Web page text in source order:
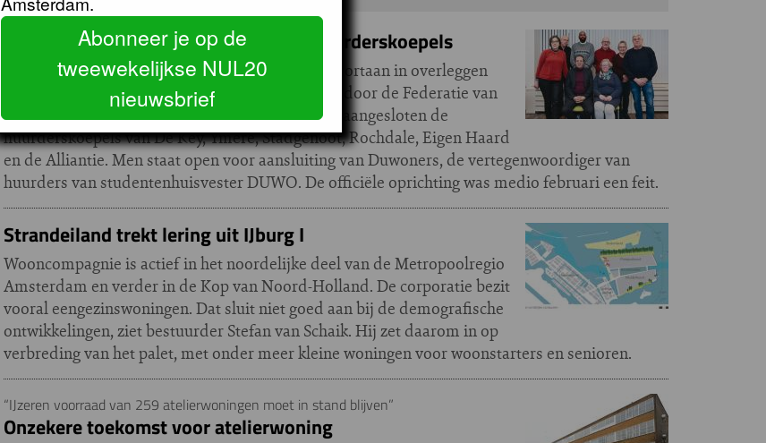
Nieuw: Federatie van Amsterdamse Huurderskoepels
De Amsterdamse corporatiehuurders worden voortaan in overleggen
met gemeente en corporaties vertegenwoordigd door de Federatie van
Amsterdamse Huurderskoepels. Bij de FAH zijn aangesloten de
huurderskoepels van De Key, Ymere, Stadgenoot, Rochdale, Eigen Haard
en de Alliantie. Men staat open voor aansluiting van Duwoners, de vertegenwoordiger van
huurders van studentenhuisvester DUWO. De officiële oprichting was medio februari een feit.
Strandeiland trekt lering uit IJburg I
Wooncompagnie is actief in het noordelijke deel van de Metropoolregio
Amsterdam en verder in de Kop van Noord-Holland. De corporatie bezit
vooral eengezinswoningen. Dat sluit niet goed aan bij de demografische
ontwikkelingen, ziet bestuurder Stefan van Schaik. Hij zet daarom in op
verbreding van het palet, met onder meer kleine woningen voor woonstarters en senioren.
“IJzeren voorraad van 259 atelierwoningen moet in stand blijven”
Onzekere toekomst voor atelierwoning
Abonneer je op de
tweewekelijkse NUL20
nieuwsbrief